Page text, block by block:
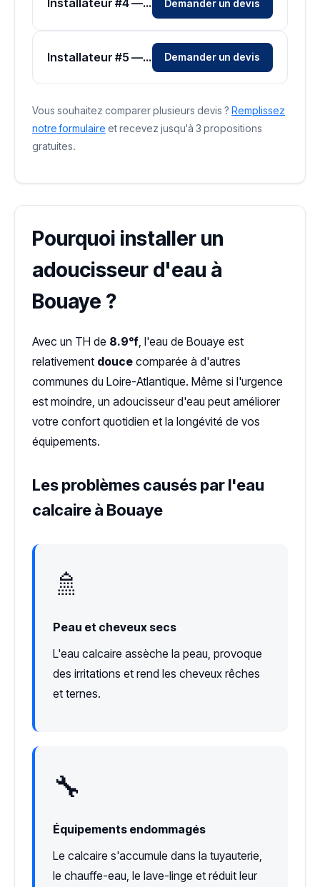
Installateur #4 — Zone Loire-Atlantique Demander un devis
Installateur #5 — Zone Loire-Atlantique Demander un devis
Vous souhaitez comparer plusieurs devis ? Remplissez
notre formulaire et recevez jusqu'à 3 propositions
gratuites.
Pourquoi installer un
adoucisseur d'eau à
Bouaye ?
Avec un TH de 8.9°f , l'eau de Bouaye est
relativement douce comparée à d'autres
communes du Loire-Atlantique. Même si l'urgence
est moindre, un adoucisseur d'eau peut améliorer
votre confort quotidien et la longévité de vos
équipements.
Les problèmes causés par l'eau
calcaire à Bouaye
🚿
Peau et cheveux secs
L'eau calcaire assèche la peau, provoque
des irritations et rend les cheveux rêches
et ternes.
🔧
Équipements endommagés
Le calcaire s'accumule dans la tuyauterie,
le chauffe-eau, le lave-linge et réduit leur